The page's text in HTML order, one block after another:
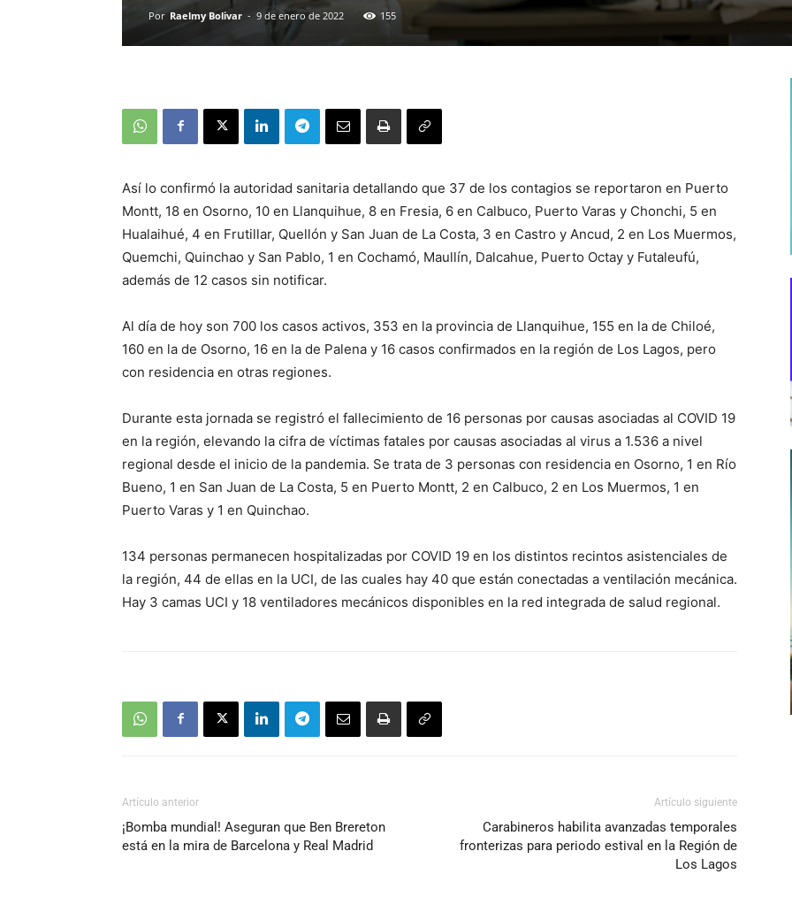
Por Raelmy Bolivar - 9 de enero de 2022 155
Así lo confirmó la autoridad sanitaria detallando que 37 de los contagios se reportaron en Puerto
Montt, 18 en Osorno, 10 en Llanquihue, 8 en Fresia, 6 en Calbuco, Puerto Varas y Chonchi, 5 en
Hualaihué, 4 en Frutillar, Quellón y San Juan de La Costa, 3 en Castro y Ancud, 2 en Los Muermos,
Quemchi, Quinchao y San Pablo, 1 en Cochamó, Maullín, Dalcahue, Puerto Octay y Futaleufú,
además de 12 casos sin notificar.
Al día de hoy son 700 los casos activos, 353 en la provincia de Llanquihue, 155 en la de Chiloé,
160 en la de Osorno, 16 en la de Palena y 16 casos confirmados en la región de Los Lagos, pero
con residencia en otras regiones.
Durante esta jornada se registró el fallecimiento de 16 personas por causas asociadas al COVID 19
en la región, elevando la cifra de víctimas fatales por causas asociadas al virus a 1.536 a nivel
regional desde el inicio de la pandemia. Se trata de 3 personas con residencia en Osorno, 1 en Río
Bueno, 1 en San Juan de La Costa, 5 en Puerto Montt, 2 en Calbuco, 2 en Los Muermos, 1 en
Puerto Varas y 1 en Quinchao.
134 personas permanecen hospitalizadas por COVID 19 en los distintos recintos asistenciales de
la región, 44 de ellas en la UCI, de las cuales hay 40 que están conectadas a ventilación mecánica.
Hay 3 camas UCI y 18 ventiladores mecánicos disponibles en la red integrada de salud regional.
Artículo anterior
¡Bomba mundial! Aseguran que Ben Brereton
está en la mira de Barcelona y Real Madrid
Artículo siguiente
Carabineros habilita avanzadas temporales
fronterizas para periodo estival en la Región de
Los Lagos